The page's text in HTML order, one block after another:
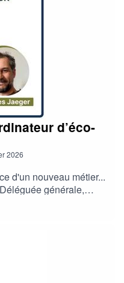
d’éco-
2026
d'un nouveau métier...
générale,
Charles Jaeger,
– Association